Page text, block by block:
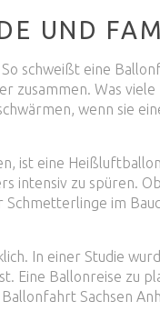
UND
schweißt eine
Was viele
wenn sie
ist eine
intensiv zu spüren.
im
In einer Studie
Eine Ballonreise zu
Sachsen